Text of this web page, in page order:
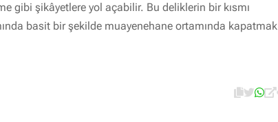
gibi şikâyetlere yol açabilir. Bu deliklerin bir kısmı
basit bir şekilde muayenehane ortamında kapatmak